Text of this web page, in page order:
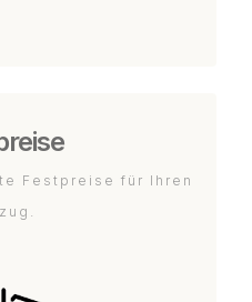
Festpreise für Ihren